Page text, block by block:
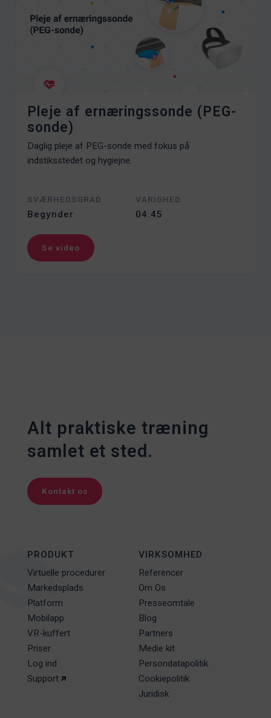
Pleje af ernæringssonde (PEG-
sonde)
Daglig pleje af PEG-sonde med fokus på
indstiksstedet og hygiejne.
SVÆRHEDSGRAD
Begynder
VARIGHED
04:45
Se video
Alt praktiske træning
samlet et sted.
Kontakt os
PRODUKT
Virtuelle procedurer
Markedsplads
Platform
Mobilapp
VR-kuffert
Priser
Log ind
Support
VIRKSOMHED
Referencer
Om Os
Presseomtale
Blog
Partners
Medie kit
Persondatapolitik
Cookiepolitik
Juridisk